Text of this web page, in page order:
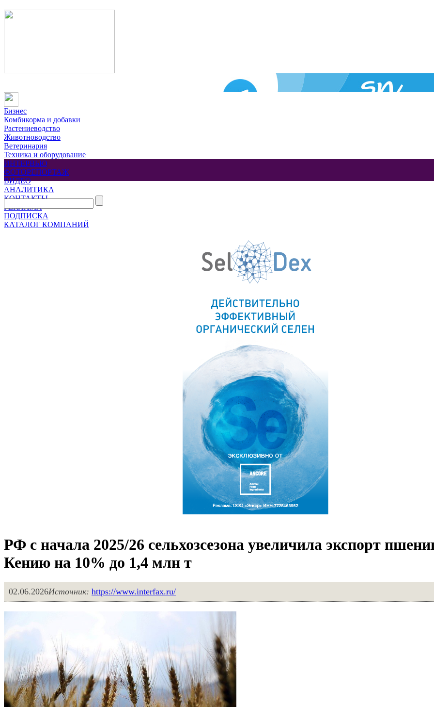
Бизнес
Комбикорма и добавки
Растениеводство
Животноводство
Ветеринария
Техника и оборудование
ИНТЕРВЬЮ
ФОТОРЕПОРТАЖ
ВИДЕО
АНАЛИТИКА
КОНТАКТЫ
РЕКЛАМА
ПОДПИСКА
КАТАЛОГ КОМПАНИЙ
РФ с начала 2025/26 сельхозсезона увеличила экспорт
Кению на 10% до 1,4 млн т
02.06.2026Источник: https://www.interfax.ru/